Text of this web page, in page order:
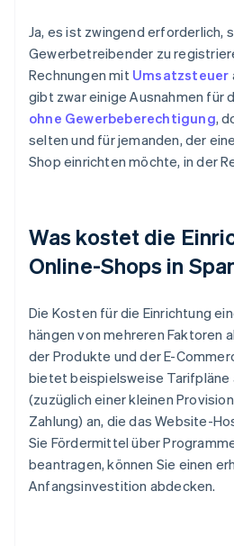
Ja, es ist zwingend erforderlich,
Gewerbetreibender zu
Rechnungen mit Umsatzsteuer
gibt zwar einige Ausnahmen für
ohne Gewerbeberechtigung,
selten und für jemanden, der
Shop einrichten möchte, in der
Was kostet die
Online-Shops in
Die Kosten für die Einrichtung
hängen von mehreren Faktoren
der Produkte und der E-
bietet beispielsweise Tarifpläne
(zuzüglich einer kleinen
Zahlung) an, die das Website-
Sie Fördermittel über
beantragen, können Sie einen
Anfangsinvestition abdecken.